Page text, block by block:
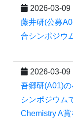
2026-03-09
藤井研(公募
合シンポジウ
2026-03-09
吾郷研(A01)
シンポジウム
Chemistry A